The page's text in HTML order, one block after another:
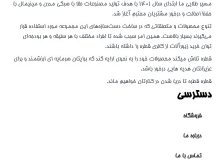
مسیر طلایی ما ابتدای سال 1401 با هدف تولید مصنوعات طلا با سبکی مدرن و مینیمال با
حفظ اصالت و درخور مشتریان محترم آغاز شد.
تنوع محصولات و متعلقاتی که در ساخت دست‌سازه‌های این مجموعه مورد استفاده قرار
می‌گیرند بسیار بالاست. همین امر سبب شده تا افراد مختلف با هر سلیقه و هر بودجه‌ای
توان خرید زیورآلات از گالری قطره را داشته باشند.
قطره تلاش میکند محصولات خود را به نحوی ارایه کند که برایتان سرمایه ای ارزشمند و برای
عزیزانتان هدیه هایی درخور باشد.
قطره قطره تا دریا شدن در کنارتان خواهیم ماند.
دسترسی
فروشگاه
درباره ما
تماس با ما